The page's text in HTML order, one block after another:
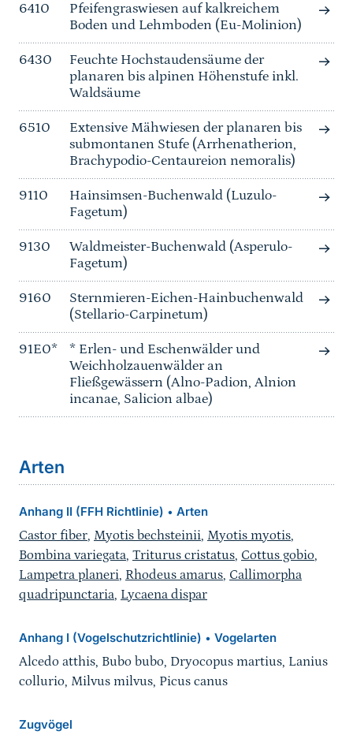
6410
Pfeifengraswiesen auf kalkreichem
Boden und Lehmboden (Eu-Molinion)
6430
Feuchte Hochstaudensäume der
planaren bis alpinen Höhenstufe inkl.
Waldsäume
6510
Extensive Mähwiesen der planaren bis
submontanen Stufe (Arrhenatherion,
Brachypodio-Centaureion nemoralis)
9110
Hainsimsen-Buchenwald (Luzulo-
Fagetum)
9130
Waldmeister-Buchenwald (Asperulo-
Fagetum)
9160
Sternmieren-Eichen-Hainbuchenwald
(Stellario-Carpinetum)
91E0*
* Erlen- und Eschenwälder und
Weichholzauenwälder an
Fließgewässern (Alno-Padion, Alnion
incanae, Salicion albae)
Arten
Anhang II (FFH Richtlinie) • Arten
Castor fiber, Myotis bechsteinii, Myotis myotis,
Bombina variegata, Triturus cristatus, Cottus gobio,
Lampetra planeri, Rhodeus amarus, Callimorpha
quadripunctaria, Lycaena dispar
Anhang I (Vogelschutzrichtlinie) • Vogelarten
Alcedo atthis, Bubo bubo, Dryocopus martius, Lanius
collurio, Milvus milvus, Picus canus
Zugvögel